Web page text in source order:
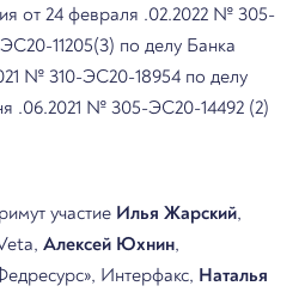
от 24 февраля .02.2022 № 305-
11205(3) по делу Банка
№ 310-ЭС20-18954 по делу
.06.2021 № 305-ЭС20-14492 (2)
участие Илья Жарский,
Алексей Юхнин,
Интерфакс, Наталья